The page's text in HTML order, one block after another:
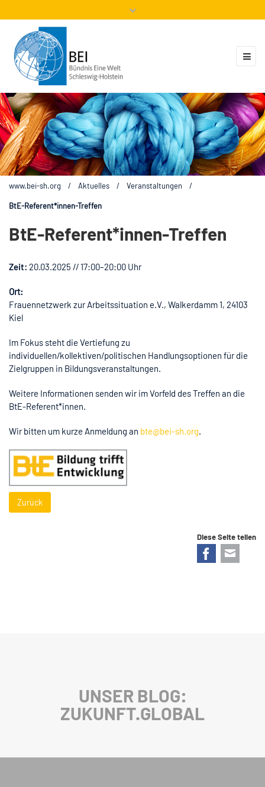
Mitglieder
www.bei-sh.org / Aktuelles / Veranstaltungen /
BtE-Referent*innen-Treffen
BtE-Referent*innen-Treffen
Zeit: 20.03.2025 // 17:00–20:00 Uhr
Ort:
Frauennetzwerk zur Arbeitssituation e.V., Walkerdamm 1, 24103
Kiel
Im Fokus steht die Vertiefung zu
individuellen/kollektiven/politischen Handlungsoptionen für die
Zielgruppen in Bildungsveranstaltungen.
Weitere Informationen senden wir im Vorfeld des Treffen an die
BtE-Referent*innen.
Wir bitten um kurze Anmeldung an bte@bei-sh.org
Zurück
Diese Seite teilen
Facebook
UNSER BLOG:
ZUKUNFT.GLOBAL